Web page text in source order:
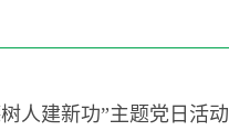
人建新功”主题党日活动